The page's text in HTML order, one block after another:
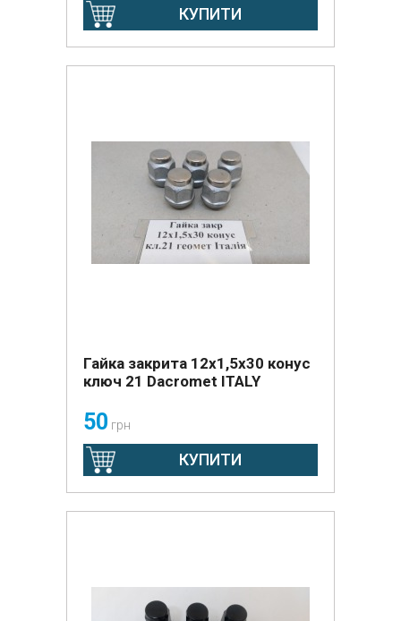
КУПИТИ
Гайка закрита 12х1,5х30 конус
ключ 21 Dacromet ITALY
50 грн
КУПИТИ